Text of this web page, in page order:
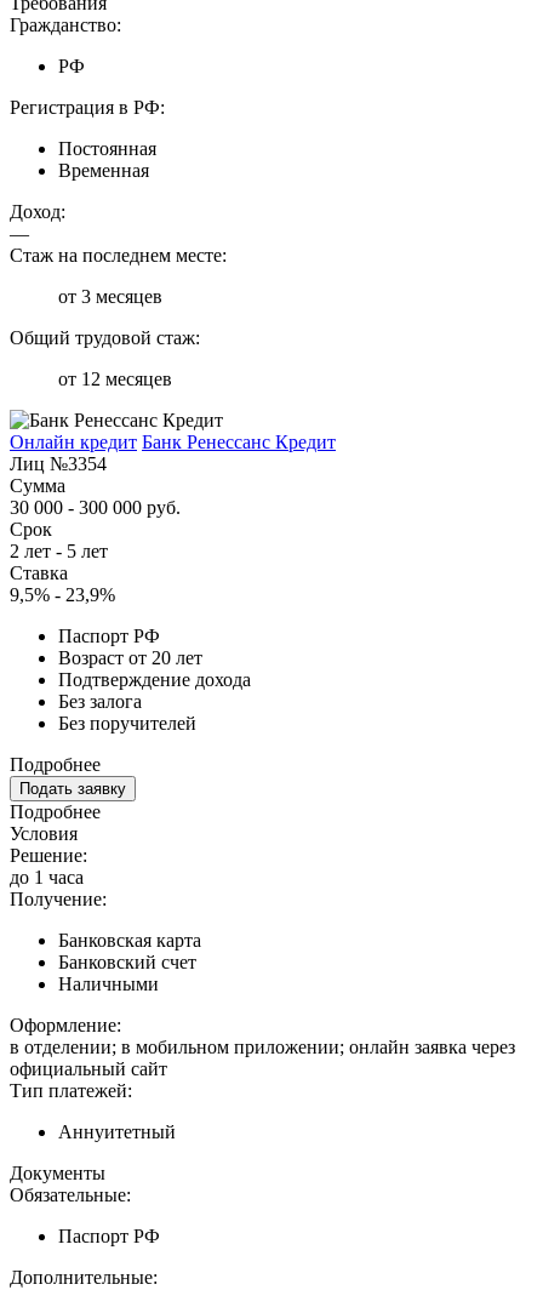
Гражданство:
РФ
Регистрация в РФ:
Постоянная
Временная
Доход:
—
Стаж на последнем месте:
от 3 месяцев
Общий трудовой стаж:
от 12 месяцев
Онлайн кредит Банк Ренессанс Кредит
Лиц №3354
Сумма
30 000 - 300 000 руб.
Срок
2 лет - 5 лет
Ставка
9,5% - 23,9%
Паспорт РФ
Возраст от 20 лет
Подтверждение дохода
Без залога
Без поручителей
Подробнее
Подать заявку
Подробнее
Условия
Решение:
до 1 часа
Получение:
Банковская карта
Банковский счет
Наличными
Оформление:
в отделении; в мобильном приложении; онлайн заявка через
официальный сайт
Тип платежей:
Аннуитетный
Документы
Обязательные:
Паспорт РФ
Дополнительные: